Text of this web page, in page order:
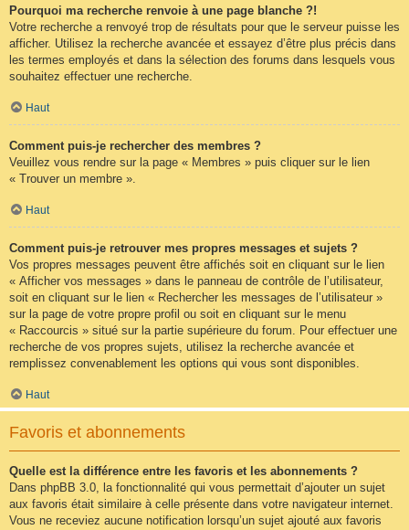
Pourquoi ma recherche renvoie à une page blanche ?!
Votre recherche a renvoyé trop de résultats pour que le serveur puisse les
afficher. Utilisez la recherche avancée et essayez d’être plus précis dans
les termes employés et dans la sélection des forums dans lesquels vous
souhaitez effectuer une recherche.
Haut
Comment puis-je rechercher des membres ?
Veuillez vous rendre sur la page « Membres » puis cliquer sur le lien
« Trouver un membre ».
Haut
Comment puis-je retrouver mes propres messages et sujets ?
Vos propres messages peuvent être affichés soit en cliquant sur le lien
« Afficher vos messages » dans le panneau de contrôle de l’utilisateur,
soit en cliquant sur le lien « Rechercher les messages de l’utilisateur »
sur la page de votre propre profil ou soit en cliquant sur le menu
« Raccourcis » situé sur la partie supérieure du forum. Pour effectuer une
recherche de vos propres sujets, utilisez la recherche avancée et
remplissez convenablement les options qui vous sont disponibles.
Haut
Favoris et abonnements
Quelle est la différence entre les favoris et les abonnements ?
Dans phpBB 3.0, la fonctionnalité qui vous permettait d’ajouter un sujet
aux favoris était similaire à celle présente dans votre navigateur internet.
Vous ne receviez aucune notification lorsqu’un sujet ajouté aux favoris